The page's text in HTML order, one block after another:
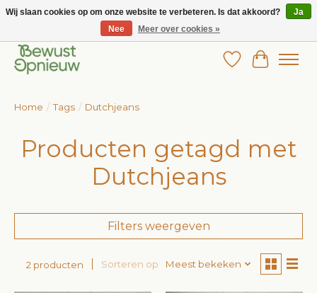
Wij bieden het grootste aanbod in betaalbare kinderkleding!
Verlanglijst
Home / Tags / Dutchjeans
Producten getagd met
Dutchjeans
Filters weergeven
2 producten Sorteren op Meest bekeken
Wij slaan cookies op om onze website te verbeteren. Is dat akkoord?
Ja
Nee
Meer over cookies »